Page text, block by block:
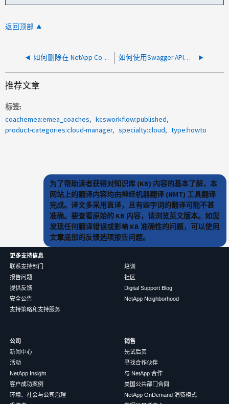
返回顶部
如何删除在 NetApp Console 上显示为灰色且无法删除的 NSS 账户 如何使用Swagger API部署CVO
推荐文章
标签
coachemea:emea_coaches
kcsworkflow:published
product-categories:cloud-manager
specialty:cloud type:howto
为了帮助读者获得对知识库 (KB) 内容的基本了解，本
网站上的翻译内容均由神经机器翻译 (NMT) 工具翻译
完成。译文多采用直译，且有些字词的翻译可能不甚
准确。要查看原始的 KB 内容，请浏览英文版本。如您
发现任何翻译错误或影响 KB 准确性的问题，可以使用
文章底部的反馈选项报告问题。
更多支持信息
联系支持部门
报告问题
提供反馈
安全公告
支持策略和支持服务
培训
社区
Digital Support Blog
NetApp Neighborhood
公司
新闻中心
活动
NetApp Insight
客户成功案例
环境、社会与公司治理
销售
先试后买
寻找合作伙伴
与 NetApp 合作
美国公共部门合同
NetApp OnDemand 消费模式